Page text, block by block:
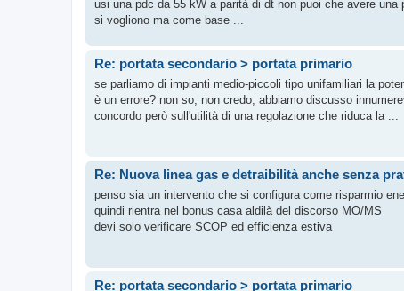
usi una pdc da 55 kW a parità di dt non puoi che avere
si vogliono ma come base ...
Re: portata secondario > portata primario
se parliamo di impianti medio-piccoli tipo unifamiliari la
è un errore? non so, non credo, abbiamo discusso
concordo però sull'utilità di una regolazione che riduca la ...
Re: Nuova linea gas e detraibilità anche senza
penso sia un intervento che si configura come risparmio
quindi rientra nel bonus casa aldilà del discorso MO/MS
devi solo verificare SCOP ed efficienza estiva
Re: portata secondario > portata primario